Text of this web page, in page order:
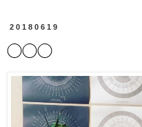
20180619
◯◯◯